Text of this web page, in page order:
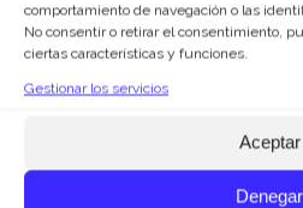
comportamiento de navegación o las
No consentir o retirar el consentimiento,
ciertas características y funciones.
Gestionar los servicios
Aceptar
Denegar